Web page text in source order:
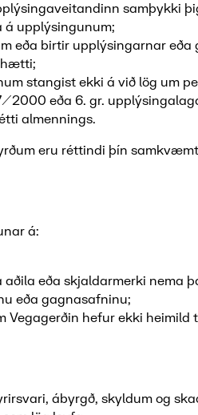
samþykki
á upplýsingunum;
eða birtir upplýsingarnar
hætti;
stangist ekki á við lög um
2000 eða 6. gr.
almennings.
eru réttindi þín
á:
eða skjaldarmerki nema
eða gagnasafninu;
Vegagerðin hefur ekki heimild
ábyrgð, skyldum og